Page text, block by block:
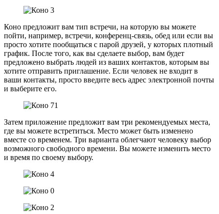
Коно предложит вам тип встречи, на которую вы можете
пойти, например, встречи, конференц-связь, обед или если вы
просто хотите пообщаться с парой друзей, у которых плотный
график. После того, как вы сделаете выбор, вам будет
предложено выбрать людей из ваших контактов, которым вы
хотите отправить приглашение. Если человек не входит в
ваши контакты, просто введите весь адрес электронной почты
и выберите его.
Затем приложение предложит вам три рекомендуемых места,
где вы можете встретиться. Место может быть изменено
вместе со временем. Три варианта облегчают человеку выбор
возможного свободного времени. Вы можете изменить место
и время по своему выбору.